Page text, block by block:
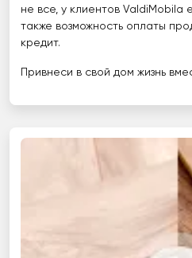
не все, у клиентов ValdiMobila
также возможность оплаты
кредит.
Привнеси в свой дом жизнь